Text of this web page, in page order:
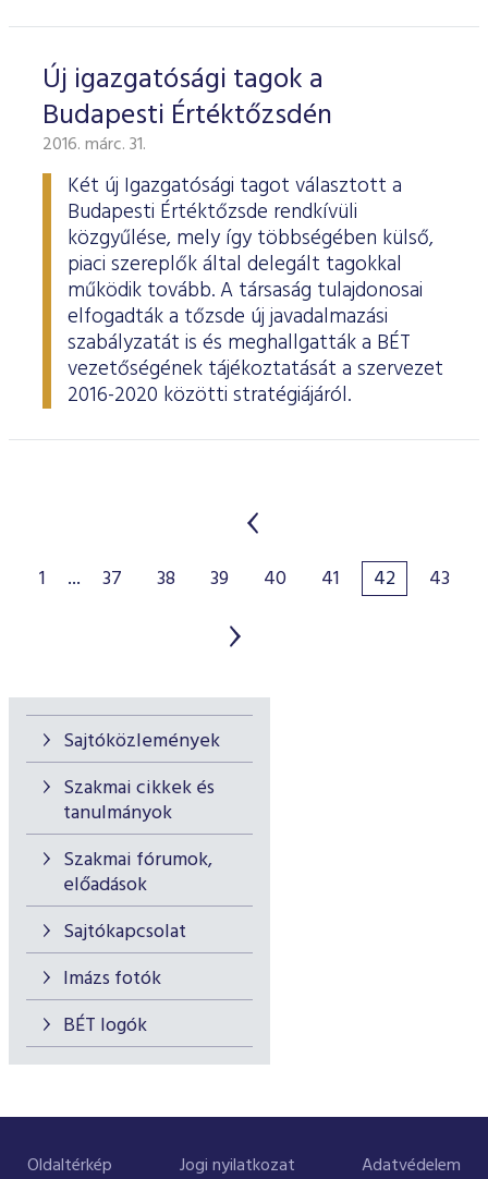
Sajtóközlemények
Szakmai cikkek és
tanulmányok
Szakmai fórumok,
előadások
Sajtókapcsolat
Imázs fotók
BÉT logók
Új igazgatósági tagok a
Budapesti Értéktőzsdén
2016. márc. 31.
Két új Igazgatósági tagot választott a
Budapesti Értéktőzsde rendkívüli
közgyűlése, mely így többségében külső,
piaci szereplők által delegált tagokkal
működik tovább. A társaság tulajdonosai
elfogadták a tőzsde új javadalmazási
szabályzatát is és meghallgatták a BÉT
vezetőségének tájékoztatását a szervezet
2016-2020 közötti stratégiájáról.
1 ... 37 38 39 40 41 42 43
Oldaltérkép Jogi nyilatkozat Adatvédelem